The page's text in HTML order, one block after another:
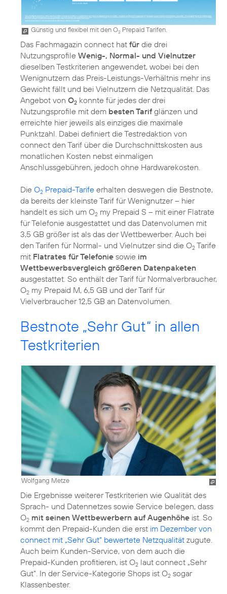
Günstig und flexibel mit den O2 Prepaid Tarifen.
Das Fachmagazin connect hat für die drei
Nutzungsprofile Wenig-, Normal- und Vielnutzer
dieselben Testkriterien angewendet, wobei bei den
Wenignutzern das Preis-Leistungs-Verhältnis mehr ins
Gewicht fällt und bei Vielnutzern die Netzqualität. Das
Angebot von O2 konnte für jedes der drei
Nutzungsprofile mit dem besten Tarif glänzen und
erreichte hier jeweils als einziges die maximale
Punktzahl. Dabei definiert die Testredaktion von
connect den Tarif über die Durchschnittskosten aus
monatlichen Kosten nebst einmaligen
Anschlussgebühren, jedoch ohne Hardwarekosten.
Die O2 Prepaid-Tarife erhalten deswegen die Bestnote,
da bereits der kleinste Tarif für Wenignutzer – hier
handelt es sich um O2 my Prepaid S – mit einer Flatrate
für Telefonie ausgestattet und das Datenvolumen mit
3,5 GB größer ist als das der Wettbewerber. Auch bei
den Tarifen für Normal- und Vielnutzer sind die O2 Tarife
mit Flatrates für Telefonie sowie im
Wettbewerbsvergleich größeren Datenpaketen
ausgestattet. So enthält der Tarif für Normalverbraucher,
O2 my Prepaid M, 6,5 GB und der Tarif für
Vielverbraucher 12,5 GB an Datenvolumen.
Bestnote „Sehr Gut“ in allen
Testkriterien
Wolfgang Metze
Die Ergebnisse weiterer Testkriterien wie Qualität des
Sprach- und Datennetzes sowie Service belegen, dass
O2 mit seinen Wettbewerbern auf Augenhöhe ist. So
kommt den Prepaid-Kunden die erst im Dezember von
connect mit „Sehr Gut“ bewertete Netzqualität zugute.
Auch beim Kunden-Service, von dem auch die
Prepaid-Kunden profitieren, ist O2 laut connect „Sehr
Gut“. In der Service-Kategorie Shops ist O2 sogar
Klassenbester.